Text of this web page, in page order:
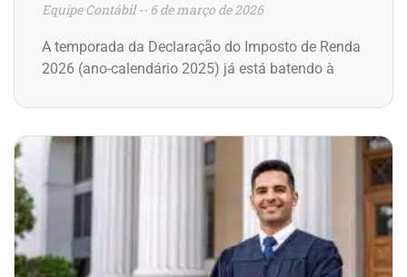
Equipe Contábil 6 de março de 2026
A temporada da Declaração do Imposto de Renda
2026 (ano-calendário 2025) já está batendo à